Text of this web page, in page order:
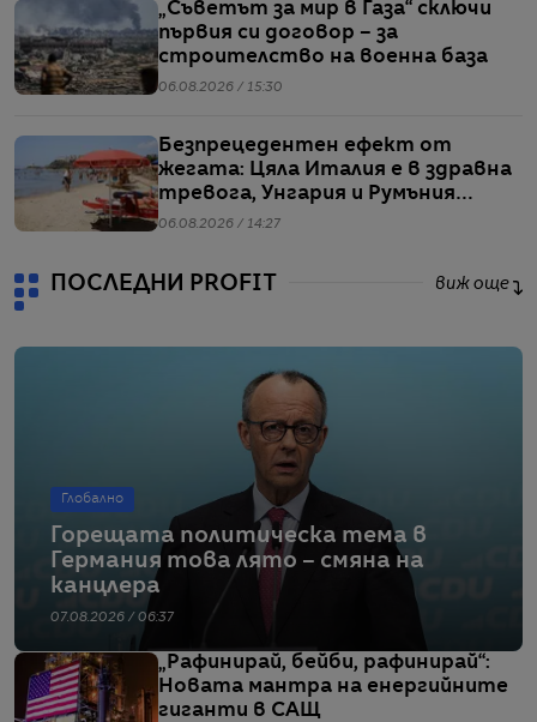
„Съветът за мир в Газа“ сключи
първия си договор – за
строителство на военна база
06.08.2026 / 15:30
Безпрецедентен ефект от
жегата: Цяла Италия е в здравна
тревога, Унгария и Румъния
пестят електричество
06.08.2026 / 14:27
ПОСЛЕДНИ PROFIT виж още
Глобално
Горещата политическа тема в
Германия това лято – смяна на
канцлера
07.08.2026 / 06:37
„Рафинирай, бейби, рафинирай“:
Новата мантра на енергийните
гиганти в САЩ